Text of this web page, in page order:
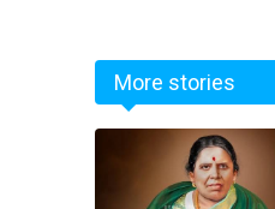
More stories